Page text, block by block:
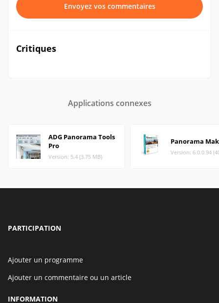
Envoyez vos commentaires
Critiques
Applications connexes
ADG Panorama Tools
Pro
Version: 5.4 (3.75 MB)
Panorama
Version: 6.0.0.94
PARTICIPATION
Ajouter un programme
Ajouter un commentaire ou un article
INFORMATION